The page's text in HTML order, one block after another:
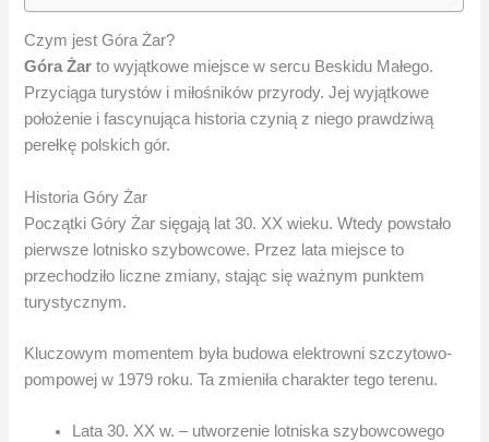
Czym jest Góra Żar?
Góra Żar to wyjątkowe miejsce w sercu Beskidu Małego.
Przyciąga turystów i miłośników przyrody. Jej wyjątkowe
położenie i fascynująca historia czynią z niego prawdziwą
perełkę polskich gór.
Historia Góry Żar
Początki Góry Żar sięgają lat 30. XX wieku. Wtedy powstało
pierwsze lotnisko szybowcowe. Przez lata miejsce to
przechodziło liczne zmiany, stając się ważnym punktem
turystycznym.
Kluczowym momentem była budowa elektrowni szczytowo-
pompowej w 1979 roku. Ta zmieniła charakter tego terenu.
Lata 30. XX w. – utworzenie lotniska szybowcowego